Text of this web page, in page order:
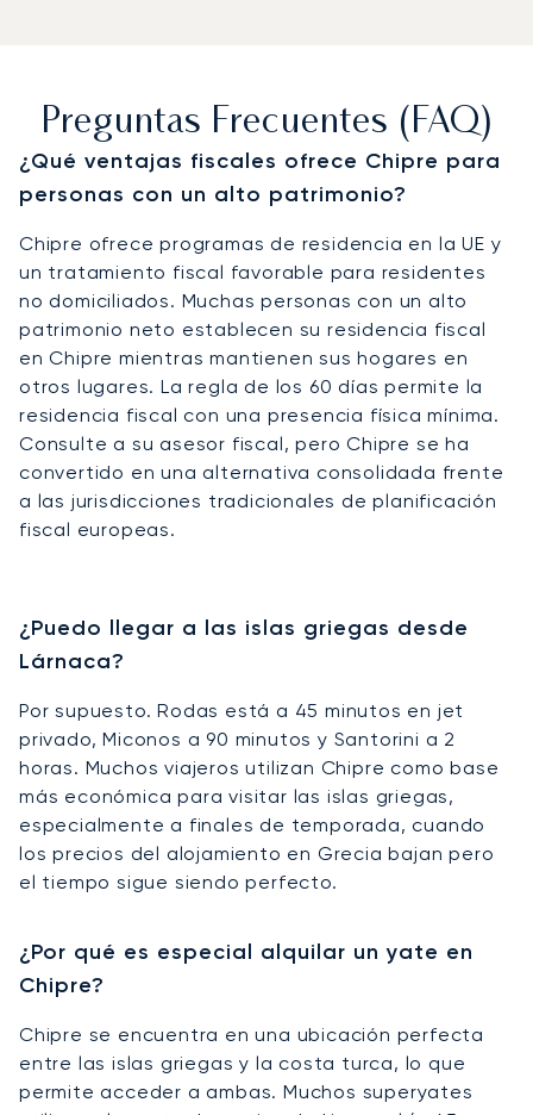
Preguntas Frecuentes (FAQ)
¿Qué ventajas fiscales ofrece Chipre para
personas con un alto patrimonio?
Chipre ofrece programas de residencia en la UE y
un tratamiento fiscal favorable para residentes
no domiciliados. Muchas personas con un alto
patrimonio neto establecen su residencia fiscal
en Chipre mientras mantienen sus hogares en
otros lugares. La regla de los 60 días permite la
residencia fiscal con una presencia física mínima.
Consulte a su asesor fiscal, pero Chipre se ha
convertido en una alternativa consolidada frente
a las jurisdicciones tradicionales de planificación
fiscal europeas.
¿Puedo llegar a las islas griegas desde
Lárnaca?
Por supuesto. Rodas está a 45 minutos en jet
privado, Miconos a 90 minutos y Santorini a 2
horas. Muchos viajeros utilizan Chipre como base
más económica para visitar las islas griegas,
especialmente a finales de temporada, cuando
los precios del alojamiento en Grecia bajan pero
el tiempo sigue siendo perfecto.
¿Por qué es especial alquilar un yate en
Chipre?
Chipre se encuentra en una ubicación perfecta
entre las islas griegas y la costa turca, lo que
permite acceder a ambas. Muchos superyates